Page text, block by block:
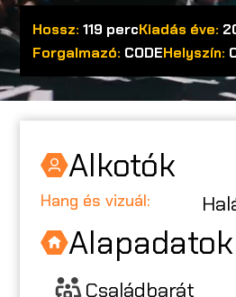
A CODE-RÓL
ISKOLÁKNAK
CODE CREATOR
Hossz: 119 percKiadás éve:
Forgalmazó: CODEHelyszín:
Alkotók
Hang és vizuál:
Alapadatok
Családbarát